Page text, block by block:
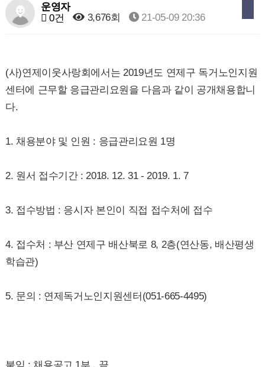
운영자
0건
3,676회 21-05-09 20:36
(사)연제이웃사랑회에서는 2019년도 연제구 독거노인지원
센터에 근무할 응급관리요원을 다음과 같이 공개채용합니
다.
1. 채용분야 및 인원 : 응급관리요원 1명
2. 원서 접수기간 : 2018. 12. 31 - 2019. 1. 7
3. 접수방법 : 응시자 본인이 직접 접수처에 접수
4. 접수처 : 부산 연제구 배산북로 8, 2층(연산동, 배산평생
학습관)
5. 문의 : 연제독거노인지원센터(051-665-4495)
붙임 : 채용공고 1부 . 끝